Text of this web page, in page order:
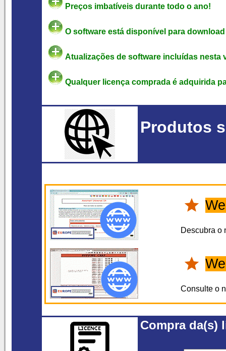
Preços imbatíveis durante todo o ano!
O software está disponível para
Atualizações de software incluídas nesta
Qualquer licença comprada é adquirida
Produtos
Descubra o
Consulte o
Compra da(s)